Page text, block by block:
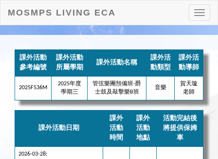
打
開
MOSMPS LIVING ECA
課外活動
參考編號
課外活動
所屬學期
課外活動名稱
課外活
動類型
課外活
動導師
2025F536M
2025年度
學期三
管弦樂團預備班-爵
士鼓及敲擊樂B班
音樂
賀天璇
老師
課外活動日期
課外
活動
時間
課外
活動
地點
活動完結後
將提供保姆
車
2026-03-28;